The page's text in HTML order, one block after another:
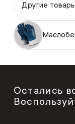
Другие
Остались